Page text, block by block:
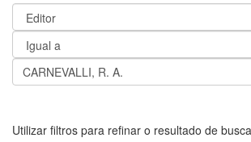
Utilizar filtros para refinar o resultado de